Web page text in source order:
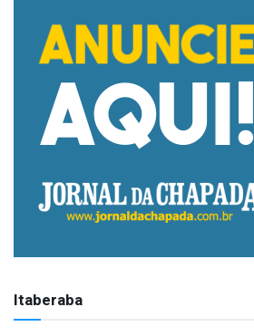
Itaberaba